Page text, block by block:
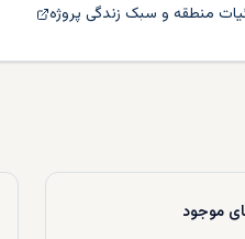
منطقه و سبک زندگی پروژه
موجود